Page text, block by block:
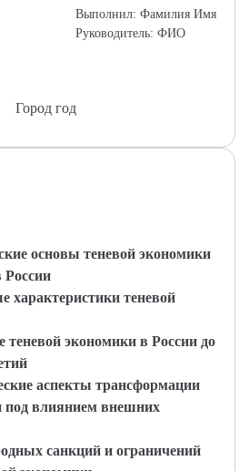
Выполнил: Фамилия Имя
Руководитель: ФИО
Город год
основы теневой экономики
России
характеристики теневой
теневой экономики в России до
аспекты трансформации
под влиянием внешних
санкций и ограничений